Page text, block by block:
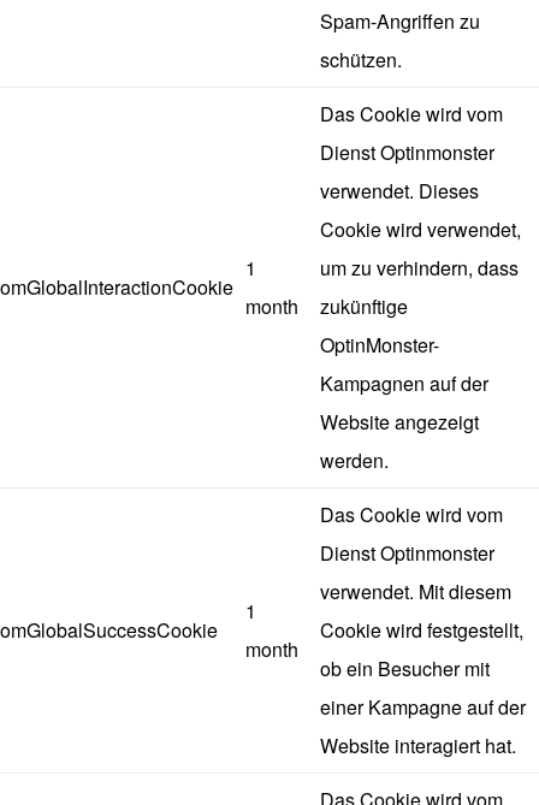
Spam-Angriffen zu
schützen.
omGlobalInteractionCookie
1
month
Das Cookie wird vom
Dienst Optinmonster
verwendet. Dieses
Cookie wird verwendet,
um zu verhindern, dass
zukünftige
OptinMonster-
Kampagnen auf der
Website angezeigt
werden.
omGlobalSuccessCookie
1
month
Das Cookie wird vom
Dienst Optinmonster
verwendet. Mit diesem
Cookie wird festgestellt,
ob ein Besucher mit
einer Kampagne auf der
Website interagiert hat.